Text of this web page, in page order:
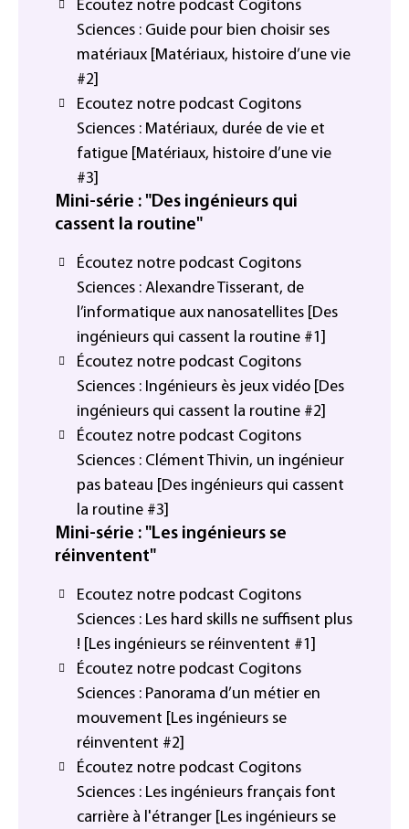
Écoutez notre podcast Cogitons
Sciences : Guide pour bien choisir ses
matériaux [Matériaux, histoire d’une vie
#2]
Ecoutez notre podcast Cogitons
Sciences : Matériaux, durée de vie et
fatigue [Matériaux, histoire d’une vie
#3]
Mini-série : "Des ingénieurs qui
cassent la routine"
Écoutez notre podcast Cogitons
Sciences : Alexandre Tisserant, de
l’informatique aux nanosatellites [Des
ingénieurs qui cassent la routine #1]
Écoutez notre podcast Cogitons
Sciences : Ingénieurs ès jeux vidéo [Des
ingénieurs qui cassent la routine #2]
Écoutez notre podcast Cogitons
Sciences : Clément Thivin, un ingénieur
pas bateau [Des ingénieurs qui cassent
la routine #3]
Mini-série : "Les ingénieurs se
réinventent"
Ecoutez notre podcast Cogitons
Sciences : Les hard skills ne suffisent plus
! [Les ingénieurs se réinventent #1]
Écoutez notre podcast Cogitons
Sciences : Panorama d’un métier en
mouvement [Les ingénieurs se
réinventent #2]
Écoutez notre podcast Cogitons
Sciences : Les ingénieurs français font
carrière à l'étranger [Les ingénieurs se